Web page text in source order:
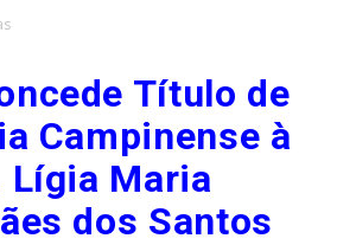
Título de
Campinense à
Lígia Maria
dos Santos